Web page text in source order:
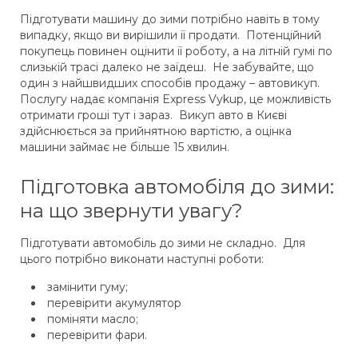
Підготувати машину до зими потрібно навіть в тому
випадку, якщо ви вирішили її продати. Потенційний
покупець повинен оцінити її роботу, а на літній гумі по
слизькій трасі далеко не заїдеш. Не забувайте, що
один з найшвидших способів продажу – автовикуп.
Послугу надає компанія Express Vykup, це можливість
отримати гроші тут і зараз. Викуп авто в Києві
здійснюється за прийнятною вартістю, а оцінка
машини займає не більше 15 хвилин.
Підготовка автомобіля до зими:
на що звернути увагу?
Підготувати автомобіль до зими не складно. Для
цього потрібно виконати наступні роботи:
замінити гуму;
перевірити акумулятор
поміняти масло;
перевірити фари.